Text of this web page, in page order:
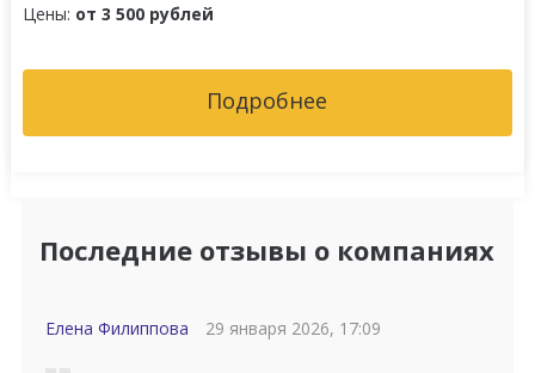
Цены: от 3 500 рублей
Подробнее
Последние отзывы о компаниях
Елена Филиппова 29 января 2026, 17:09